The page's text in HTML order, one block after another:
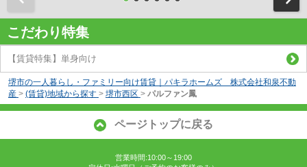
こだわり特集
【賃貸特集】単身向け
堺市の一人暮らし・ファミリー向け賃貸｜パキラホームズ 株式会社和泉不動
産 > (賃貸)地域から探す > 堺市西区 > パルファン鳳
ページトップに戻る
営業時間:10:00～19:00